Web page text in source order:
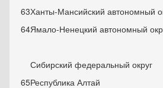
63Ханты-Мансийский автономный
64Ямало-Ненецкий автономный
Сибирский федеральный округ
65Республика Алтай